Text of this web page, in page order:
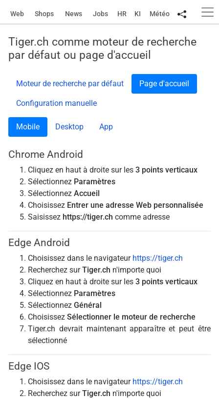
Web Shops News Jobs HR KI Météo
Tiger.ch comme moteur de recherche
par défaut ou page d'accueil
Moteur de recherche par défaut Page d'accueil
Configuration manuelle
Mobile Desktop App
Chrome Android
Cliquez en haut à droite sur les 3 points verticaux
Sélectionnez Paramètres
Sélectionnez Accueil
Choisissez Entrer une adresse Web personnalisée
Saisissez https://tiger.ch comme adresse
Edge Android
Choisissez dans le navigateur https://tiger.ch
Recherchez surTiger.ch n'importe quoi
Cliquez en haut à droite sur les 3 points verticaux
Sélectionnez Paramètres
Sélectionnez Général
Choisissez Sélectionner le moteur de recherche
Tiger.ch devrait maintenant apparaître et peut être
sélectionné
Edge IOS
Choisissez dans le navigateur https://tiger.ch
Recherchez surTiger.ch n'importe quoi